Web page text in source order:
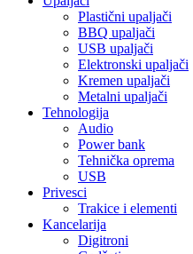
Plastični upaljači
BBQ upaljači
USB upaljači
Elektronski upaljači
Kremen upaljači
Metalni upaljači
Tehnologija
Audio
Power bank
Tehnička oprema
USB
Privesci
Trakice i elementi
Kancelarija
Digitroni